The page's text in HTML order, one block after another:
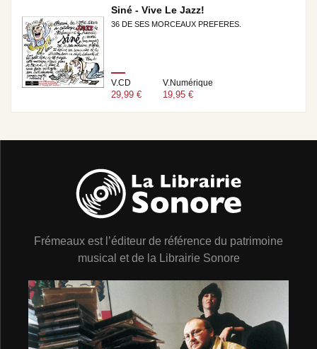
Siné - Vive Le Jazz!
36 DE SES MORCEAUX PREFERES.
V.CD
29,99 €
V.Numérique
19,95 €
Frémeaux est l’éditeur de référence du patrimoine
musical et de la Librairie Sonore